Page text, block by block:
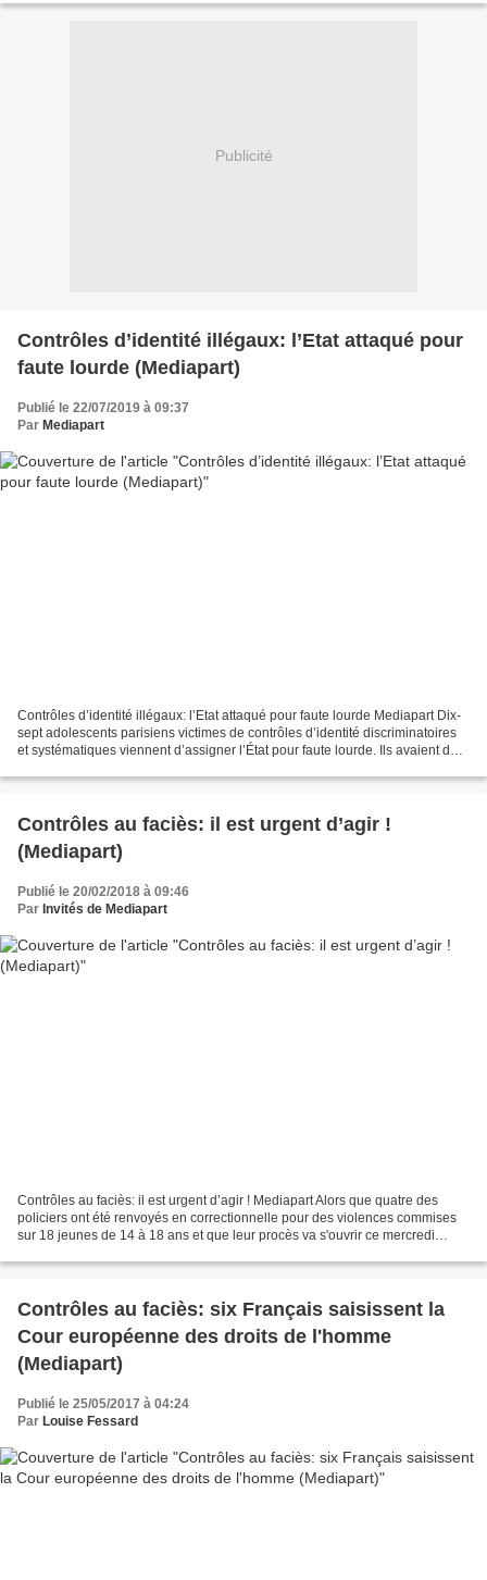
Publicité
Contrôles d’identité illégaux: l’Etat attaqué pour
faute lourde (Mediapart)
Publié le 22/07/2019 à 09:37
Par Mediapart
Contrôles d’identité illégaux: l’Etat attaqué pour faute lourde Mediapart Dix-
sept adolescents parisiens victimes de contrôles d’identité discriminatoires
et systématiques viennent d’assigner l’État pour faute lourde. Ils avaient déjà
Contrôles au faciès: il est urgent d’agir !
(Mediapart)
Publié le 20/02/2018 à 09:46
Par Invités de Mediapart
Contrôles au faciès: il est urgent d’agir ! Mediapart Alors que quatre des
policiers ont été renvoyés en correctionnelle pour des violences commises
sur 18 jeunes de 14 à 18 ans et que leur procès va s'ouvrir ce mercredi
Contrôles au faciès: six Français saisissent la
Cour européenne des droits de l'homme
(Mediapart)
Publié le 25/05/2017 à 04:24
Par Louise Fessard